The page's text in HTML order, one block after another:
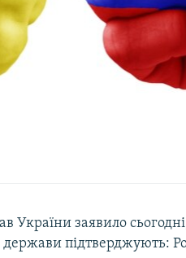
України заявило
підтверджують: